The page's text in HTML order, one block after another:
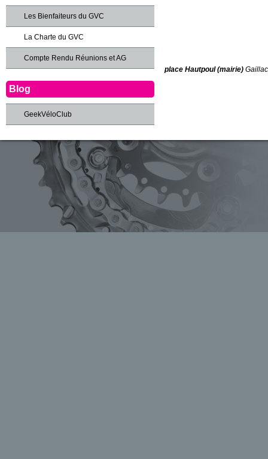
place Hautpoul (mairie) Gaillac
Les Bienfaiteurs du GVC
La Charte du GVC
Compte Rendu Réunions et AG
Blog
GeekVéloClub